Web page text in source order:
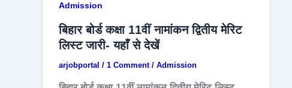
Admission
बिहार बोर्ड कक्षा 11वीं नामांकन द्वितीय मेरिट
लिस्ट जारी- यहाँ से देखें
arjobportal / 1 Comment / Admission